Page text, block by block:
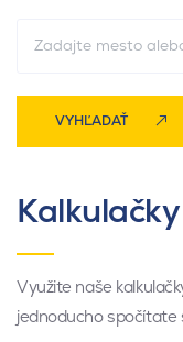
VYHĽADAŤ
Využite naše
jednoducho